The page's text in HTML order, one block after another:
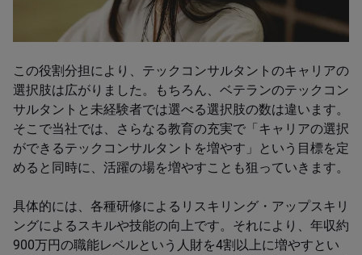
この役割分担により、テックコンサルタントのキャリアの
選択肢は広がりました。もちろん、ベテランのテックコン
サルタントと未経験者では選べる選択肢の数は違います。
そこで当社では、さらなる教育の充実で「キャリアの選択
ができるテックコンサルタントを増やす」という目標を定
めると同時に、活躍の場を増やすことも狙っていきます。
具体的には、各種研修によるリスキリング・アップスキリ
ングによるスキルや技能の向上です。それにより、年収約
900万円の職能レベルという人財を4割以上に増やすとい